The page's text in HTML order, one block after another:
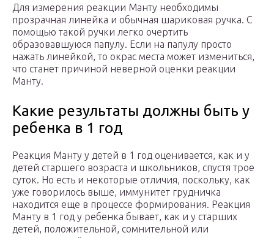
Для измерения реакции Манту необходимы
прозрачная линейка и обычная шариковая ручка. С
помощью такой ручки легко очертить
образовавшуюся папулу. Если на папулу просто
нажать линейкой, то окрас места может измениться,
что станет причиной неверной оценки реакции
Манту.
Какие результаты должны быть у
ребенка в 1 год
Реакция Манту у детей в 1 год оценивается, как и у
детей старшего возраста и школьников, спустя трое
суток. Но есть и некоторые отличия, поскольку, как
уже говорилось выше, иммунитет грудничка
находится еще в процессе формирования. Реакция
Манту в 1 год у ребенка бывает, как и у старших
детей, положительной, сомнительной или